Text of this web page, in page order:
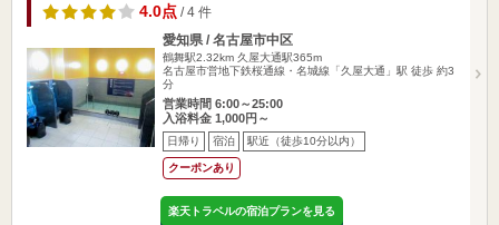
4.0点/ 4 件
愛知県 / 名古屋市中区
鶴舞駅2.32km 久屋大通駅365m
名古屋市営地下鉄桜通線・名城線「久屋大通」駅 徒歩 約3
分
営業時間 6:00～25:00
入浴料金 1,000円～
日帰り 宿泊 駅近（徒歩10分以内）
クーポンあり
楽天トラベルの宿泊プランを見る